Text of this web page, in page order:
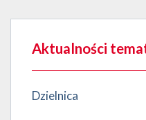
Aktualności
Dzielnica